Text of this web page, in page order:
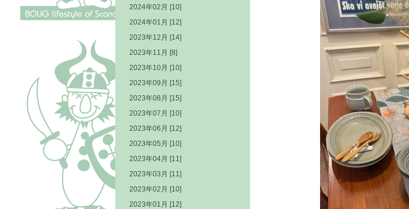
2024年02月 [10]
2024年01月 [12]
2023年12月 [14]
2023年11月 [8]
2023年10月 [10]
2023年09月 [15]
2023年08月 [15]
2023年07月 [10]
2023年06月 [12]
2023年05月 [10]
2023年04月 [11]
2023年03月 [11]
2023年02月 [10]
2023年01月 [12]